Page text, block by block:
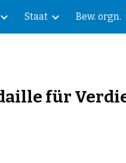
Skip to main
Staat Bew. orgn.
für